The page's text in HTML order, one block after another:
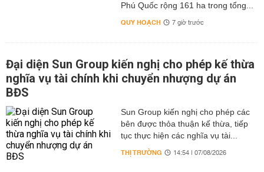
Phú Quốc rộng 161 ha trong tổng...
QUY HOẠCH 7 giờ trước
Đại diện Sun Group kiến nghị cho phép kế thừa
nghĩa vụ tài chính khi chuyển nhượng dự án
BĐS
Sun Group kiến nghị cho phép các
bên được thỏa thuận kế thừa, tiếp
tục thực hiện các nghĩa vụ tài...
THỊ TRƯỜNG 14:54 | 07/08/2026